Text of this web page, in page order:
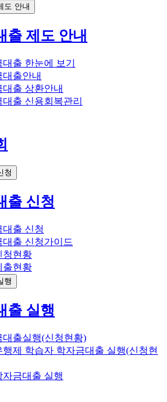
도 안내
출 제도 안내
출 한눈에 보기
대출안내
대출 상환안내
대출 신용회복관리
청
출 신청
대출 신청
대출 신청가이드
청현황
출현황
행
출 실행
대출실행(신청현황)
행제 학습자 학자금대출 실행(신청현
자금대출 실행